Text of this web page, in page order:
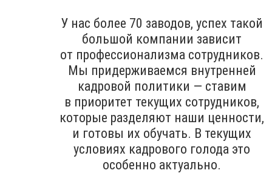
У нас более 70 заводов, успех такой
большой компании зависит
от профессионализма сотрудников.
Мы придерживаемся внутренней
кадровой политики — ставим
в приоритет текущих сотрудников,
которые разделяют наши ценности,
и готовы их обучать. В текущих
условиях кадрового голода это
особенно актуально.